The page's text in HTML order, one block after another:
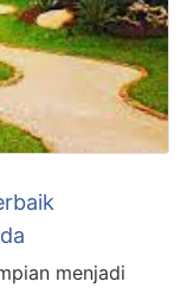
menjadi